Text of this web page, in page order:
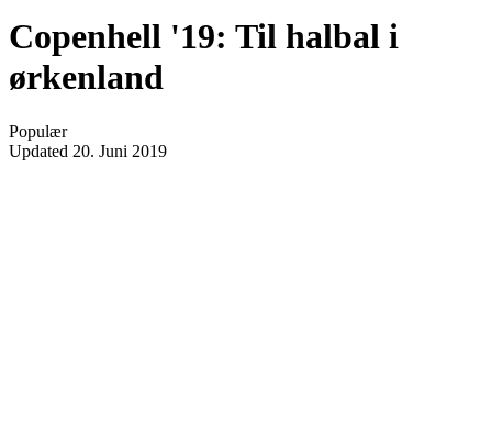
Copenhell '19: Til halbal i
ørkenland
Populær
Updated 20. Juni 2019